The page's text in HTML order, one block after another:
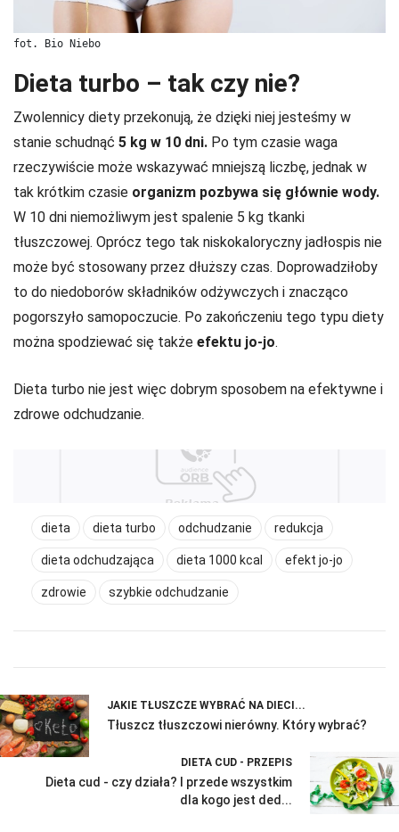
fot. Bio Niebo
Dieta turbo – tak czy nie?
Zwolennicy diety przekonują, że dzięki niej jesteśmy w
stanie schudnąć 5 kg w 10 dni. Po tym czasie waga
rzeczywiście może wskazywać mniejszą liczbę, jednak w
tak krótkim czasie organizm pozbywa się głównie wody.
W 10 dni niemożliwym jest spalenie 5 kg tkanki
tłuszczowej. Oprócz tego tak niskokaloryczny jadłospis nie
może być stosowany przez dłuższy czas. Doprowadziłoby
to do niedoborów składników odżywczych i znacząco
pogorszyło samopoczucie. Po zakończeniu tego typu diety
można spodziewać się także efektu jo-jo.
Dieta turbo nie jest więc dobrym sposobem na efektywne i
zdrowe odchudzanie.
dieta dieta turbo odchudzanie redukcja
dieta odchudzająca dieta 1000 kcal efekt jo-jo
zdrowie szybkie odchudzanie
JAKIE TŁUSZCZE WYBRAĆ NA DIECI...
Tłuszcz tłuszczowi nierówny. Który wybrać?
DIETA CUD - PRZEPIS
Dieta cud - czy działa? I przede wszystkim
dla kogo jest ded...